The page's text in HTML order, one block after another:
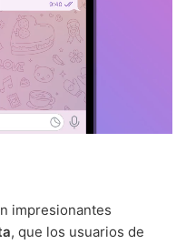
impresionantes
, que los usuarios de